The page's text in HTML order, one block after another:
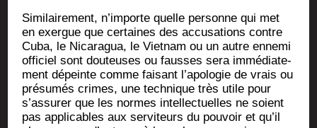
Simi­lai­re­ment, n’importe quelle per­sonne qui met
en exergue que cer­taines des accu­sa­tions contre
Cuba, le Nica­ra­gua, le Viet­nam ou un autre enne­mi
offi­ciel sont dou­teuses ou fausses sera immé­dia­te­
ment dépeinte comme fai­sant l’apologie de vrais ou
pré­su­més crimes, une tech­nique très utile pour
s’assurer que les normes intel­lec­tuelles ne soient
pas appli­cables aux ser­vi­teurs du pou­voir et qu’il